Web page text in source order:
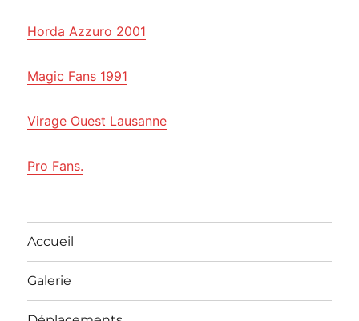
Horda Azzuro 2001
Magic Fans 1991
Virage Ouest Lausanne
Pro Fans.
Accueil
Galerie